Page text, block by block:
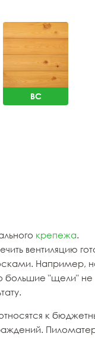
BC
крепежа.
вентиляцию
Например,
большие "щели" не
к